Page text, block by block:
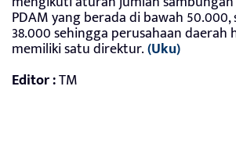
PDAM yang berada di bawah
38.000 sehingga perusahaan daerah
memiliki satu direktur.(Uku)
Editor :TM